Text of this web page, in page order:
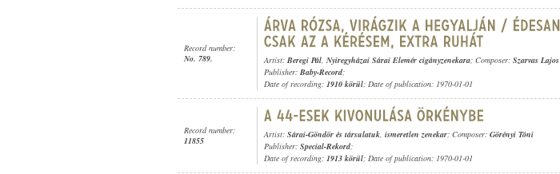
Record number:
No. 789.
Artist: Beregi Pál, Nyiregyházai Sárai Elemér cigányzenekara; Composer: Szarvas Lajos
Publisher: Baby-Record;
Date of recording: 1910 körül; Date of publication: 1970-01-01
Record number:
11855
Artist: Sárai-Göndör és társulatuk, ismeretlen zenekar; Composer: Görényi Tóni
Publisher: Special-Rekord;
Date of recording: 1913 körül; Date of publication: 1970-01-01